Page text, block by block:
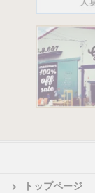
トップページ